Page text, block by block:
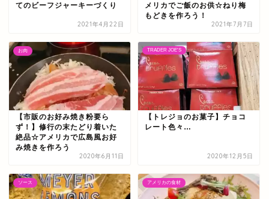
てのビーフジャーキーづくり
2021年4月22日
メリカでご飯のお供☆ねり梅
もどきを作ろう！
2021年7月7日
お肉
【市販のお好み焼き粉要ら
ず！】修行の末たどり着いた
絶品☆アメリカで広島風お好
み焼きを作ろう
2020年6月11日
TRADER JOE'S
【トレジョのお菓子】チョコ
レート色々…
2020年12月5日
ソース アメリカの食材